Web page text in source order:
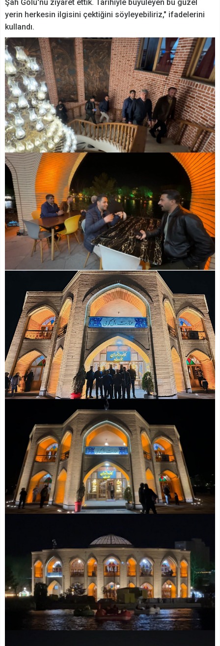
Şah Gölü'nü ziyaret ettik. Tarihiyle büyüleyen bu güzel
yerin herkesin ilgisini çektiğini söyleyebiliriz," ifadelerini
kullandı.